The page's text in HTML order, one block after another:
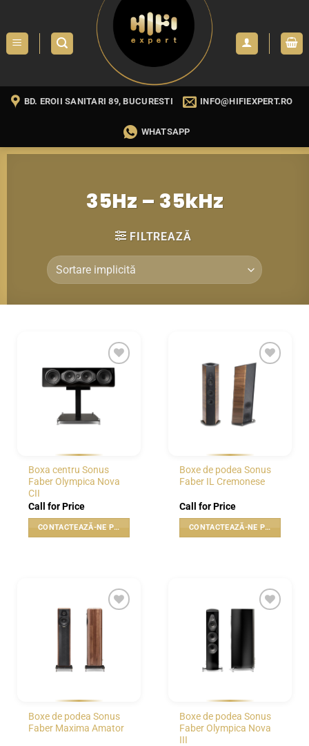
content
BD. EROII SANITARI 89, BUCURESTI INFO@HIFIEXPERT.RO
WHATSAPP
35Hz – 35kHz
FILTREAZĂ
WISHLIST
Boxa centru Sonus
Faber Olympica Nova
CII
Call for Price
CONTACTEAZĂ-NE PENTRU PREȚ
WISHLIST
Boxe de podea Sonus
Faber IL Cremonese
Call for Price
CONTACTEAZĂ-NE PENTRU PREȚ
Boxe de podea Sonus
Faber Maxima Amator
Boxe de podea Sonus
Faber Olympica Nova
III